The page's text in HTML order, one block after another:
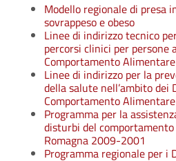
Modello regionale di presa
sovrappeso e obeso
Linee di indirizzo tecnico
percorsi clinici per persone
Comportamento Alimentare
Linee di indirizzo per la
della salute nell’ambito dei
Comportamento Alimentare
Programma per la
disturbi del
Romagna 2009-2001
Programma regionale per i